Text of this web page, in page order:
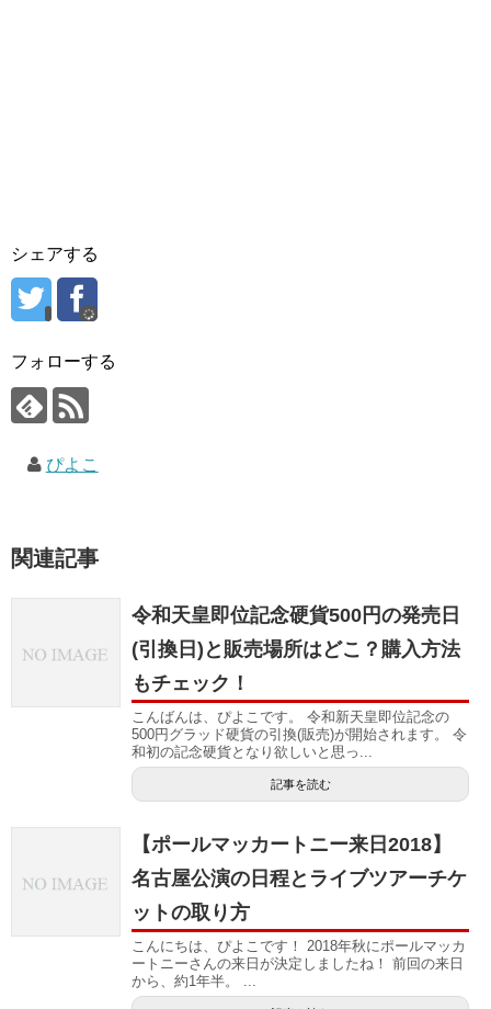
シェアする
フォローする
ぴよこ
関連記事
令和天皇即位記念硬貨500円の発売日
(引換日)と販売場所はどこ？購入方法
もチェック！
こんばんは、ぴよこです。 令和新天皇即位記念の
500円グラッド硬貨の引換(販売)が開始されます。 令
和初の記念硬貨となり欲しいと思っ...
記事を読む
【ポールマッカートニー来日2018】
名古屋公演の日程とライブツアーチケ
ットの取り方
こんにちは、ぴよこです！ 2018年秋にポールマッカ
ートニーさんの来日が決定しましたね！ 前回の来日
から、約1年半。 ...